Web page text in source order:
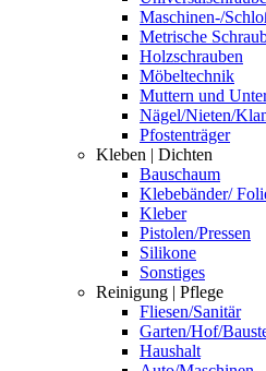
Maschinen-/
Metrische
Holzschrauben
Möbeltechnik
Muttern und
Nägel/Nieten/
Pfostenträger
Kleben | Dichten
Bauschaum
Klebebänder/
Kleber
Pistolen/Pressen
Silikone
Sonstiges
Reinigung | Pflege
Fliesen/Sanitär
Garten/Hof/
Haushalt